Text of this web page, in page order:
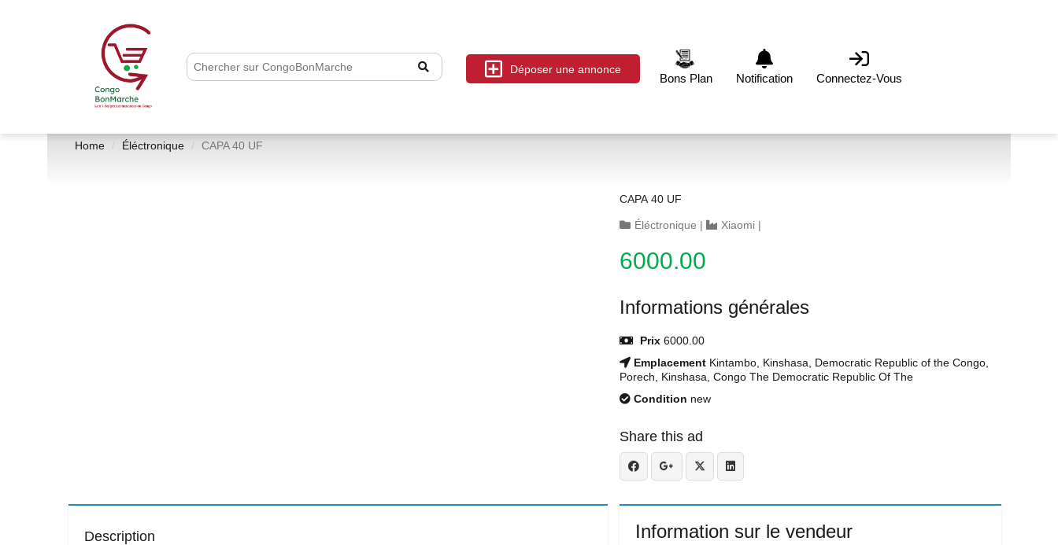
Déposer une annonce
Bons Plan Notification Connectez-Vous
Home Éléctronique CAPA 40 UF
CAPA 40 UF
Éléctronique | Xiaomi |
6000.00
Informations générales
Prix 6000.00
Emplacement Kintambo, Kinshasa, Democratic Republic of the Congo,
Porech, Kinshasa, Congo The Democratic Republic Of The
Condition new
Share this ad
Description Information sur le vendeur